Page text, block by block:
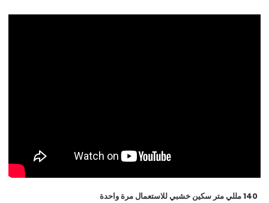
140 مللي متر سكين خشبي للاستعمال مرة واحدة